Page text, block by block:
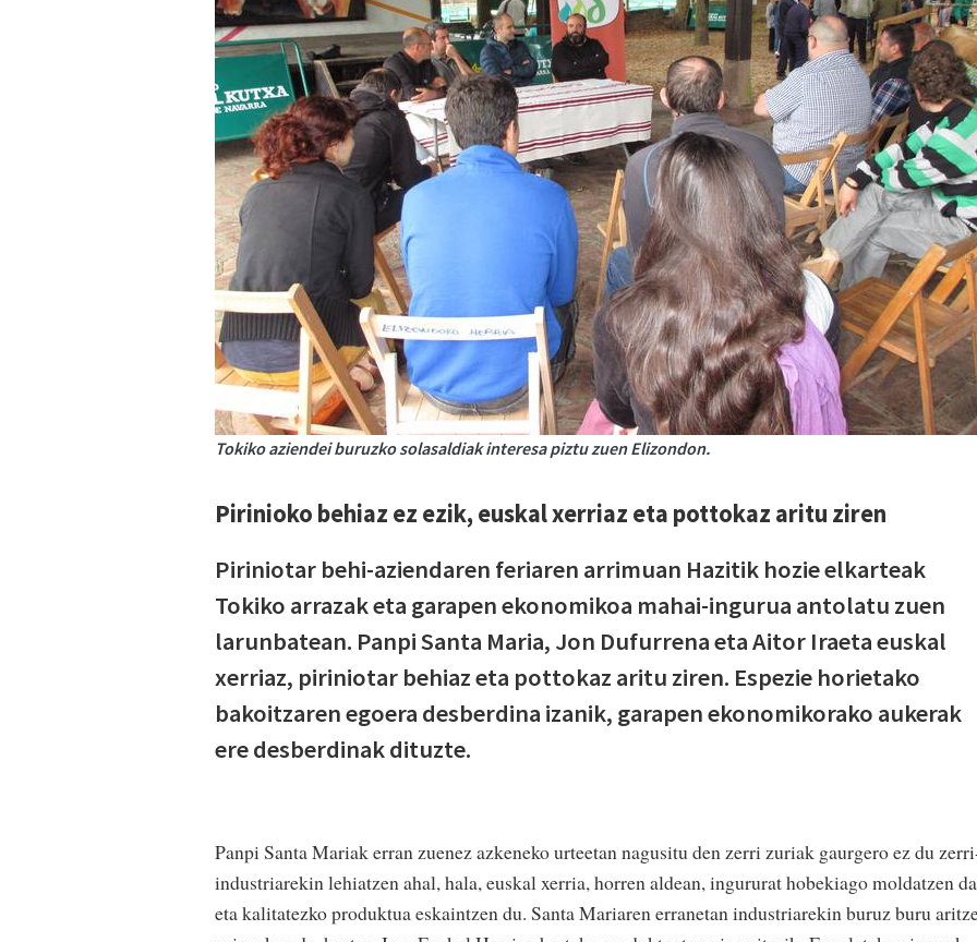
Tokiko aziendei buruzko solasaldiak interesa piztu zuen Elizondon.
Pirinioko behiaz ez ezik, euskal xerriaz eta pottokaz aritu ziren
Piriniotar behi-aziendaren feriaren arrimuan Hazitik hozie elkarteak
Tokiko arrazak eta garapen ekonomikoa mahai-ingurua antolatu zuen
larunbatean. Panpi Santa Maria, Jon Dufurrena eta Aitor Iraeta euskal
xerriaz, piriniotar behiaz eta pottokaz aritu ziren. Espezie horietako
bakoitzaren egoera desberdina izanik, garapen ekonomikorako aukerak
ere desberdinak dituzte.
Panpi Santa Mariak erran zuenez azkeneko urteetan nagusitu den zerri zuriak gaurgero ez du
industriarekin lehiatzen ahal, hala, euskal xerria, horren aldean, ingururat hobekiago moldatzen da
eta kalitatezko produktua eskaintzen du. Santa Mariaren erranetan industriarekin buruz buru